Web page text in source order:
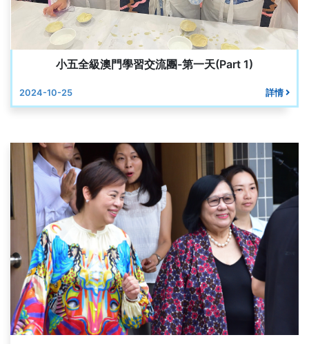
小五全級澳門學習交流團-第一天(Part 1)
2024-10-25 詳情